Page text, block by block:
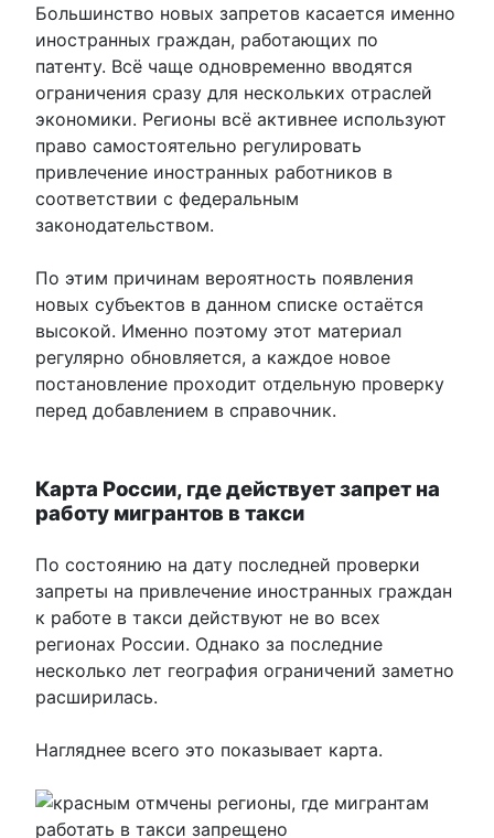
Большинство новых запретов касается именно
иностранных граждан, работающих по
патенту. Всё чаще одновременно вводятся
ограничения сразу для нескольких отраслей
экономики. Регионы всё активнее используют
право самостоятельно регулировать
привлечение иностранных работников в
соответствии с федеральным
законодательством.
По этим причинам вероятность появления
новых субъектов в данном списке остаётся
высокой. Именно поэтому этот материал
регулярно обновляется, а каждое новое
постановление проходит отдельную проверку
перед добавлением в справочник.
Карта России, где действует запрет на
работу мигрантов в такси
По состоянию на дату последней проверки
запреты на привлечение иностранных граждан
к работе в такси действуют не во всех
регионах России. Однако за последние
несколько лет география ограничений заметно
расширилась.
Нагляднее всего это показывает карта.